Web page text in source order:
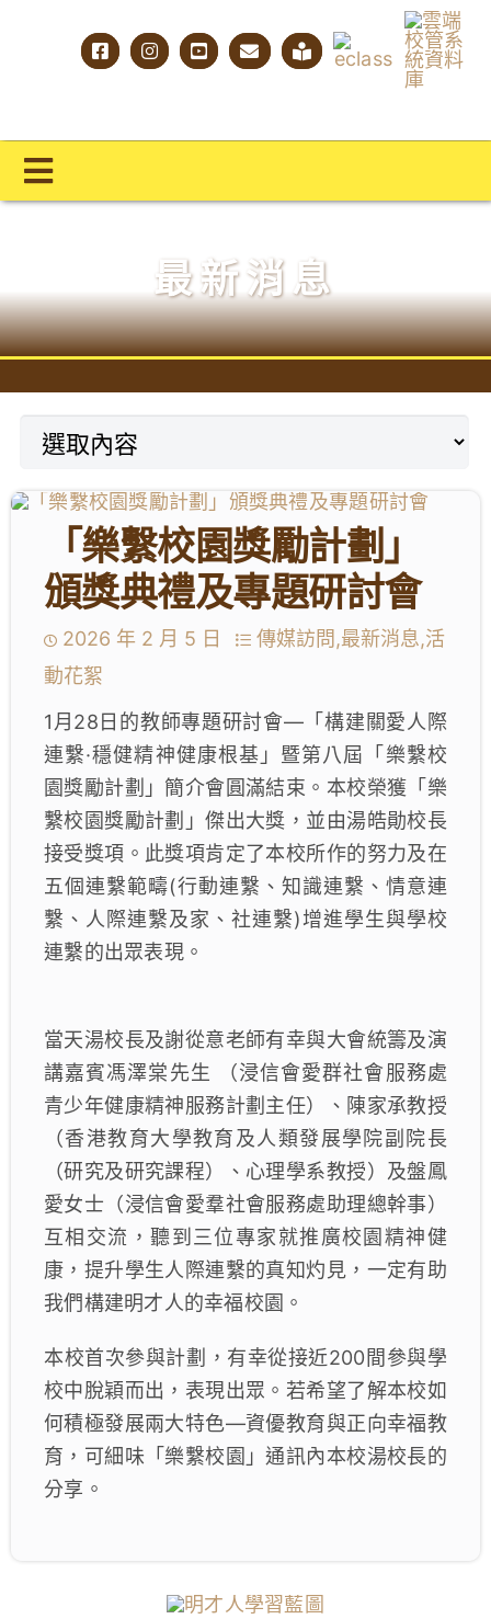
Toggle
明才人學習藍圖
明才人成長階梯
教師專業社群
學生成就與學校活動
我們的聯繫
入學資訊
下載區
最新消息
「樂繫校園獎勵計劃」
頒獎典禮及專題研討會
2026 年 2 月 5 日
傳媒訪問,最新消息,活
動花絮
1月28日的教師專題研討會—「構建關愛人際
連繫·穩健精神健康根基」暨第八屆「樂繫校
園獎勵計劃」簡介會圓滿結束。本校榮獲「樂
繫校園獎勵計劃」傑出大獎，並由湯皓勛校長
接受獎項。此獎項肯定了本校所作的努力及在
五個連繫範疇(行動連繫、知識連繫、情意連
繫、人際連繫及家、社連繫)增進學生與學校
連繫的出眾表現。
當天湯校長及謝從意老師有幸與大會統籌及演
講嘉賓馮澤棠先生 （浸信會愛群社會服務處
青少年健康精神服務計劃主任）、陳家承教授
（香港教育大學教育及人類發展學院副院長
（研究及研究課程）、心理學系教授）及盤鳳
愛女士（浸信會愛羣社會服務處助理總幹事）
互相交流，聽到三位專家就推廣校園精神健
康，提升學生人際連繫的真知灼見，一定有助
我們構建明才人的幸福校園。
本校首次參與計劃，有幸從接近200間參與學
校中脫穎而出，表現出眾。若希望了解本校如
何積極發展兩大特色—資優教育與正向幸福教
育，可細味「樂繫校園」通訊內本校湯校長的
分享。